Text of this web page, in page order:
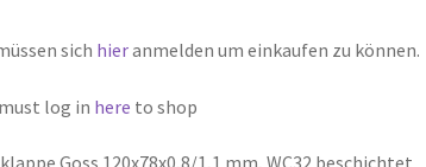
sich hieranmelden um einkaufen zu können.
log in here to shop